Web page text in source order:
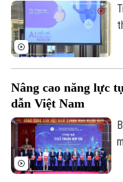
Nâng cao năng lực
dẫn Việt Nam